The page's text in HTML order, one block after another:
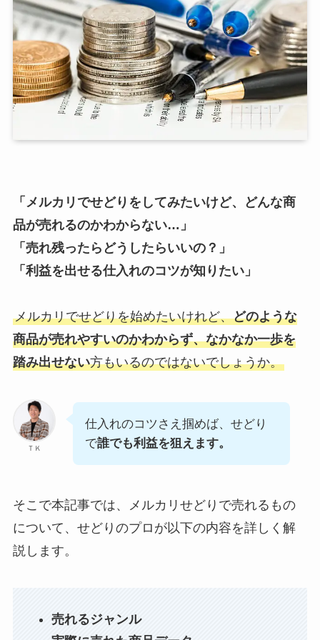
「メルカリでせどりをしてみたいけど、どんな商
品が売れるのかわからない…」
「売れ残ったらどうしたらいいの？」
「利益を出せる仕入れのコツが知りたい」
メルカリでせどりを始めたいけれど、どのような
商品が売れやすいのかわからず、なかなか一歩を
踏み出せない方もいるのではないでしょうか。
ＴＫ
仕入れのコツさえ掴めば、せどり
で誰でも利益を狙えます。
そこで本記事では、メルカリせどりで売れるもの
について、せどりのプロが以下の内容を詳しく解
説します。
売れるジャンル